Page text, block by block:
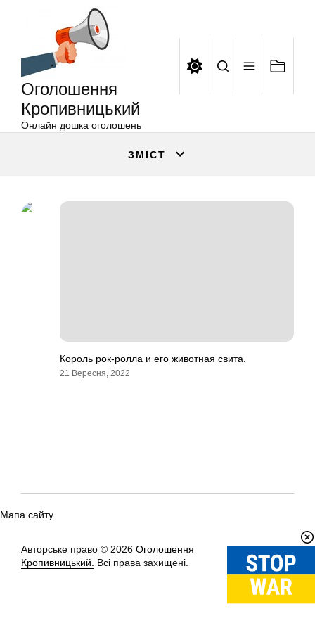
Оголошення
Кропивницький
Онлайн дошка оголошень
ЗМІСТ
Король рок-ролла и его животная свита.
21 Вересня, 2022
Мапа сайту
Авторське право © 2026 Оголошення
Кропивницький.
Всі права захищені.
Вгору↑